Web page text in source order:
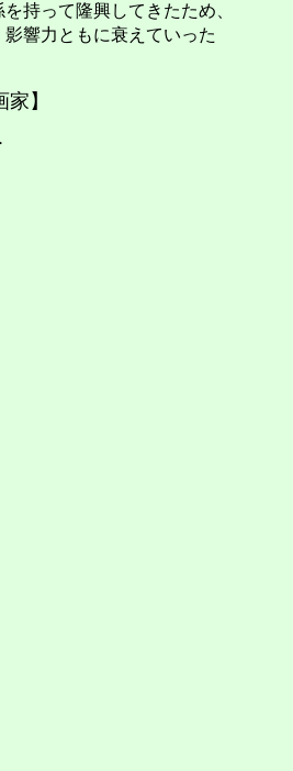
持って隆興してきたため、
影響力ともに衰えていった
】